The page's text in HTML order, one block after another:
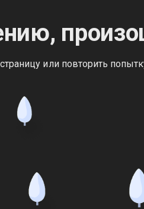
или повторить